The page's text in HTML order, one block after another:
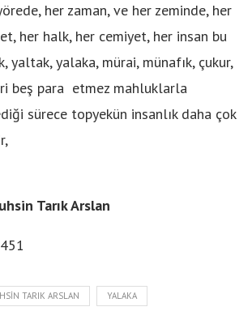
her zaman, ve her zeminde, her
her halk, her cemiyet, her insan bu
yaltak, yalaka, mürai, münafık, çukur,
beş para etmez mahluklarla
sürece topyekün insanlık daha çok
Tarık Arslan
451
TARIK ARSLAN YALAKA